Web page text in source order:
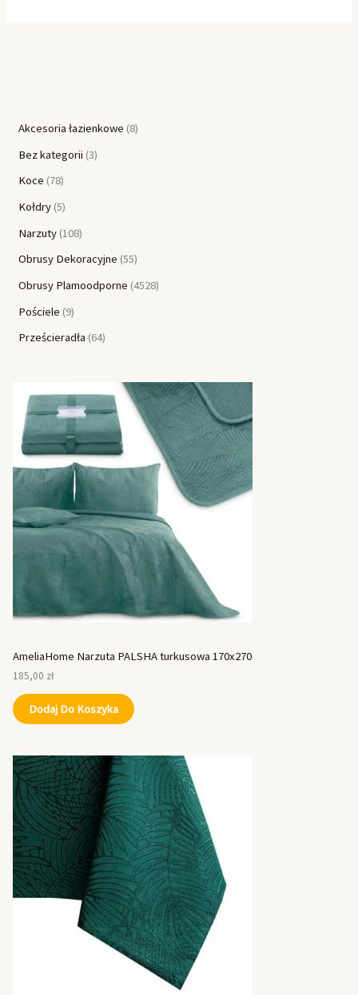
Akcesoria łazienkowe 8
Bez kategorii 3
Koce 78
Kołdry 5
Narzuty 108
Obrusy Dekoracyjne 55
Obrusy Plamoodporne 4528
Pościele 9
Prześcieradła 64
AmeliaHome Narzuta PALSHA turkusowa 170x270
185,00 zł
Dodaj Do Koszyka